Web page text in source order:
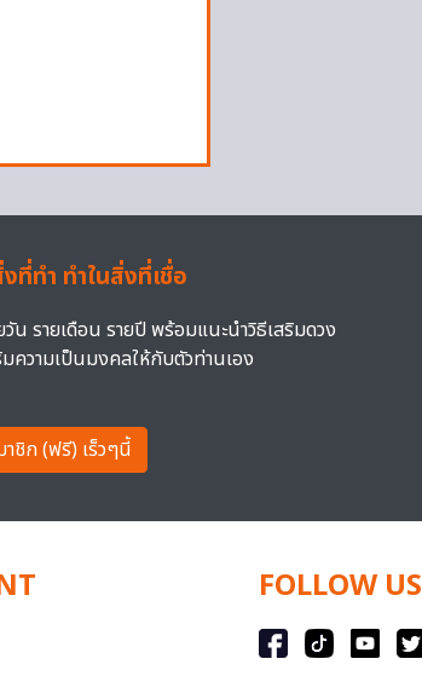
ที่ทำ ทำในสิ่งที่เชื่อ
น รายเดือน รายปี พร้อมแนะนำวิธีเสริมดวง
ความเป็นมงคลให้กับตัวท่านเอง
ชิก (ฟรี) เร็วๆนี้
FOLLOW US